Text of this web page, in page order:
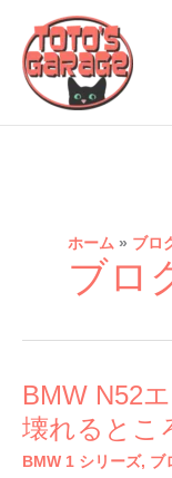
ホーム ブロ
ブロ
BMW N52
壊れるとこ
BMW 1 シリーズ, ブ
BMW
N52
エ
ン